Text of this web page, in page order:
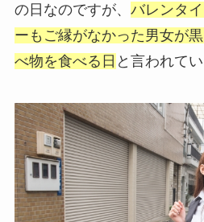
の日なのですが、 バレンタ
ーもご縁がなかった男女が
べ物を食べる日 と言われてい